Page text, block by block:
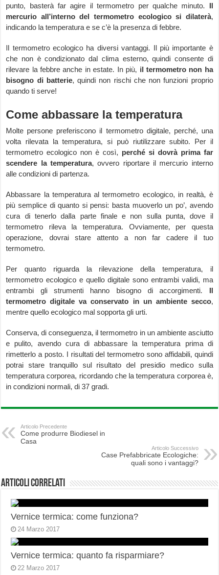
punto, basterà far agire il termometro per qualche minuto. Il
mercurio all’interno del termometro ecologico si dilaterà,
indicando la temperatura e se c’è la presenza di febbre.
Il termometro ecologico ha diversi vantaggi. Il più importante è
che non è condizionato dal clima esterno, quindi consente di
rilevare la febbre anche in estate. In più, il termometro non ha
bisogno di batterie, quindi non rischi che non funzioni proprio
quando ti serve!
Come abbassare la temperatura
Molte persone preferiscono il termometro digitale, perché, una
volta rilevata la temperatura, si può riutilizzare subito. Per il
termometro ecologico non è così, perché si dovrà prima far
scendere la temperatura, ovvero riportare il mercurio interno
alle condizioni di partenza.
Abbassare la temperatura al termometro ecologico, in realtà, è
più semplice di quanto si pensi: basta muoverlo un po’, avendo
cura di tenerlo dalla parte finale e non sulla punta, dove il
termometro rileva la temperatura. Ovviamente, per questa
operazione, dovrai stare attento a non far cadere il tuo
termometro.
Per quanto riguarda la rilevazione della temperatura, il
termometro ecologico e quello digitale sono entrambi validi, ma
entrambi gli strumenti hanno bisogno di accorgimenti. Il
termometro digitale va conservato in un ambiente secco,
mentre quello ecologico mal sopporta gli urti.
Conserva, di conseguenza, il termometro in un ambiente asciutto
e pulito, avendo cura di abbassare la temperatura prima di
rimetterlo a posto. I risultati del termometro sono affidabili, quindi
potrai stare tranquillo sul risultato del presidio medico sulla
temperatura corporea, ricordando che la temperatura corporea è,
in condizioni normali, di 37 gradi.
Articolo Precedente
Come produrre Biodiesel in
Casa
Articolo Successivo
Case Prefabbricate Ecologiche:
quali sono i vantaggi?
Articoli correlati
Vernice termica: come funziona?
24 Marzo 2017
Vernice termica: quanto fa risparmiare?
22 Marzo 2017